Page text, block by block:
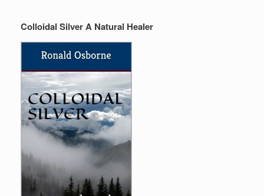
Colloidal Silver A Natural Healer